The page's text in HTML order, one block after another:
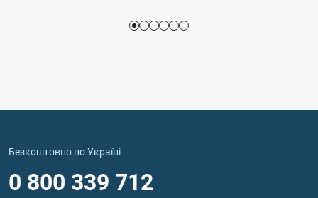
Безкоштовно по Україні
0 800 339 712